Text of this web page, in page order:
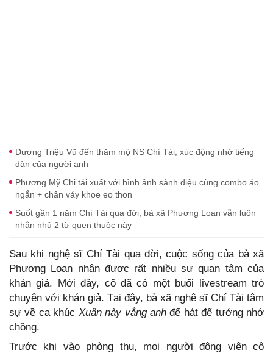
Dương Triệu Vũ đến thăm mộ NS Chí Tài, xúc động nhớ tiếng
đàn của người anh
Phương Mỹ Chi tái xuất với hình ảnh sành điệu cùng combo áo
ngắn + chân váy khoe eo thon
Suốt gần 1 năm Chí Tài qua đời, bà xã Phương Loan vẫn luôn
nhắn nhủ 2 từ quen thuộc này
Sau khi nghệ sĩ Chí Tài qua đời, cuộc sống của bà xã
Phương Loan nhận được rất nhiều sự quan tâm của
khán giả. Mới đây, cô đã có một buổi livestream trò
chuyện với khán giả. Tại đây, bà xã nghệ sĩ Chí Tài tâm
sự về ca khúc Xuân này vắng anhđể hát để tưởng nhớ
chồng.
Trước khi vào phòng thu, mọi người động viên cô